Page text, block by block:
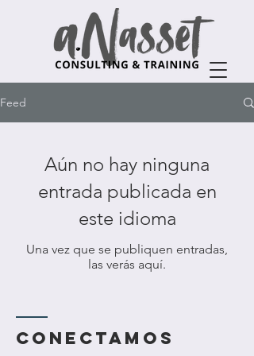
Feed
Aún no hay ninguna
entrada publicada en
este idioma
Una vez que se publiquen entradas,
las verás aquí.
Conectamos